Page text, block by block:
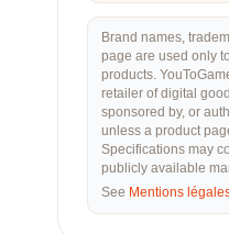
Brand names,
page are used only
products.
retailer of digital
sponsored by, or
unless a product
Specifications may
publicly available
See Mentions